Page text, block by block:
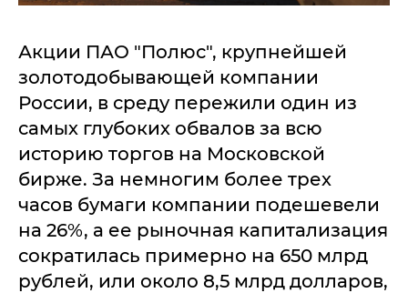
Акции ПАО "Полюс", крупнейшей
золотодобывающей компании
России, в среду пережили один из
самых глубоких обвалов за всю
историю торгов на Московской
бирже. За немногим более трех
часов бумаги компании подешевели
на 26%, а ее рыночная капитализация
сократилась примерно на 650 млрд
рублей, или около 8,5 млрд долларов,